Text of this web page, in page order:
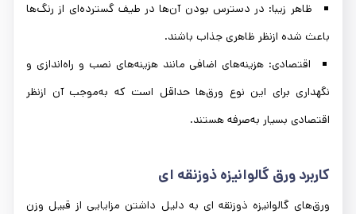
ظاهر زیبا: در دسترس بودن آن‌ها در طیف گسترده‌ای از رنگ‌ها
باعث شده ازنظر ظاهری جذاب باشند.
اقتصادی: هزینه‌های اضافی مانند هزینه‌های نصب و راه‌اندازی و
نگهداری برای این نوع ورق‌ها حداقل است که به‌موجب آن ازنظر
اقتصادی بسیار به‌صرفه هستند.
کاربرد ورق‌ گالوانیزه ذوزنقه ای
ورق‌های گالوانیزه ذوزنقه ای به دلیل داشتن مزایایی از قبیل وزن